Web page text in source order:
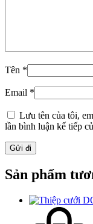
Tên *
Email *
Lưu tên của tôi,
lần bình luận kế tiếp
Sản phẩm